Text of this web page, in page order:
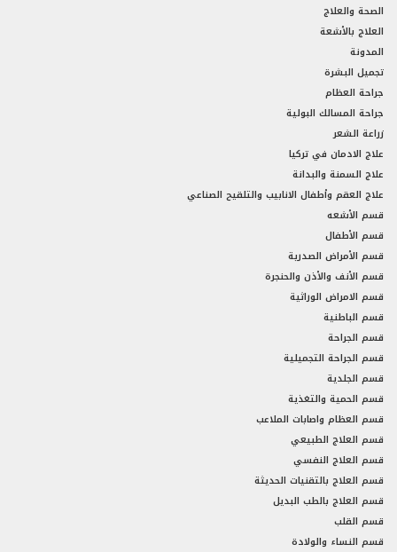
الصحة والعلاج
العلاج بالأشعة
المدونة
تجميل البشرة
جراحة العظام
جراحة المسالك البولية
زراعة الشعر
علاج الادمان في تركيا
علاج السمنة والبدانة
علاج العقم وأطفال الانابيب والتلقيح الصناعي
قسم الأشعه
قسم الأطفال
قسم الأمراض الصدرية
قسم الأنف والأذن والحنجرة
قسم الامراض الوراثية
قسم الباطنية
قسم الجراحة
قسم الجراحة التجميلية
قسم الجلدية
قسم الحمية والتغذية
قسم العظام واصابات الملاعب
قسم العلاج الطبيعي
قسم العلاج النفسي
قسم العلاج بالتقنيات الحديثة
قسم العلاج بالطب البديل
قسم القلب
قسم النساء والولادة